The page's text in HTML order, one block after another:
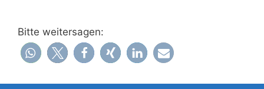
Bitte weitersagen: